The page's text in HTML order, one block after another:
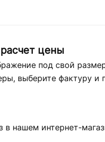
цены
под свой
выберите фактуру и
в нашем интернет-